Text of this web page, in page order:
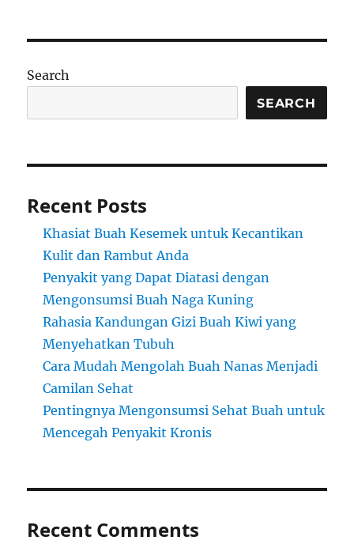
Search
SEARCH
Recent Posts
Khasiat Buah Kesemek untuk Kecantikan
Kulit dan Rambut Anda
Penyakit yang Dapat Diatasi dengan
Mengonsumsi Buah Naga Kuning
Rahasia Kandungan Gizi Buah Kiwi yang
Menyehatkan Tubuh
Cara Mudah Mengolah Buah Nanas Menjadi
Camilan Sehat
Pentingnya Mengonsumsi Sehat Buah untuk
Mencegah Penyakit Kronis
Recent Comments